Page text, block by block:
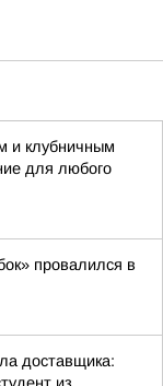
и клубничным
для любого
провалился в
доставщика: